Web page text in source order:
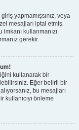
yapmamışsınız, veya
mesajları iptal etmiş.
kullanmanızı
gerekir.
kullanarak bir
Eğer belirli bir
bu mesajları
önleme